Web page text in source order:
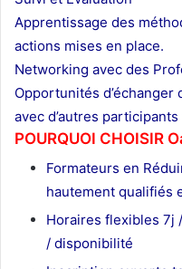
Apprentissage des
actions mises en place.
Networking avec des
Opportunités
avec d’autres
POURQUOI CHOISIR
Formateurs en
hautement qualifiés
Horaires flexibles 7j
/ disponibilité